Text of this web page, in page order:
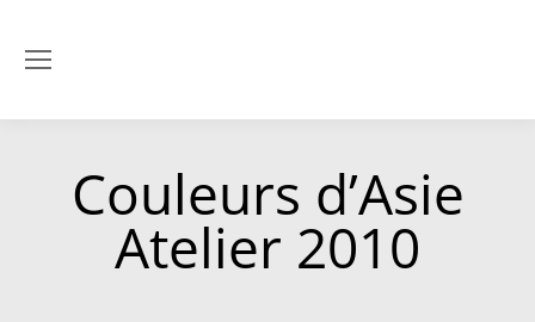
Couleurs d’Asie
Atelier 2010